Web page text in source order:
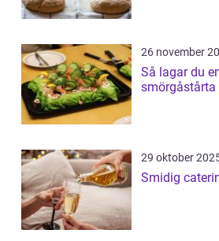
26 november
Så lagar du
smörgåstårta
29 oktober
Smidig